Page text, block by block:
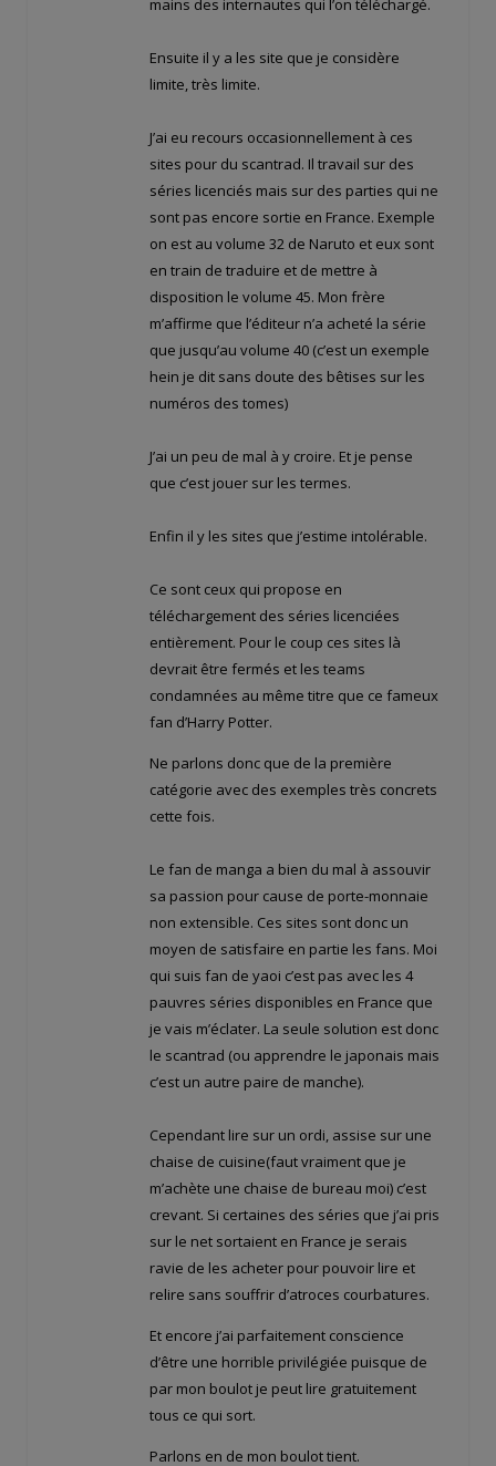
mains des internautes qui l’on téléchargé.
Ensuite il y a les site que je considère
limite, très limite.
J’ai eu recours occasionnellement à ces
sites pour du scantrad. Il travail sur des
séries licenciés mais sur des parties qui ne
sont pas encore sortie en France. Exemple
on est au volume 32 de Naruto et eux sont
en train de traduire et de mettre à
disposition le volume 45. Mon frère
m’affirme que l’éditeur n’a acheté la série
que jusqu’au volume 40 (c’est un exemple
hein je dit sans doute des bêtises sur les
numéros des tomes)
J’ai un peu de mal à y croire. Et je pense
que c’est jouer sur les termes.
Enfin il y les sites que j’estime intolérable.
Ce sont ceux qui propose en
téléchargement des séries licenciées
entièrement. Pour le coup ces sites là
devrait être fermés et les teams
condamnées au même titre que ce fameux
fan d’Harry Potter.
Ne parlons donc que de la première
catégorie avec des exemples très concrets
cette fois.
Le fan de manga a bien du mal à assouvir
sa passion pour cause de porte-monnaie
non extensible. Ces sites sont donc un
moyen de satisfaire en partie les fans. Moi
qui suis fan de yaoi c’est pas avec les 4
pauvres séries disponibles en France que
je vais m’éclater. La seule solution est donc
le scantrad (ou apprendre le japonais mais
c’est un autre paire de manche).
Cependant lire sur un ordi, assise sur une
chaise de cuisine(faut vraiment que je
m’achète une chaise de bureau moi) c’est
crevant. Si certaines des séries que j’ai pris
sur le net sortaient en France je serais
ravie de les acheter pour pouvoir lire et
relire sans souffrir d’atroces courbatures.
Et encore j’ai parfaitement conscience
d’être une horrible privilégiée puisque de
par mon boulot je peut lire gratuitement
tous ce qui sort.
Parlons en de mon boulot tient.